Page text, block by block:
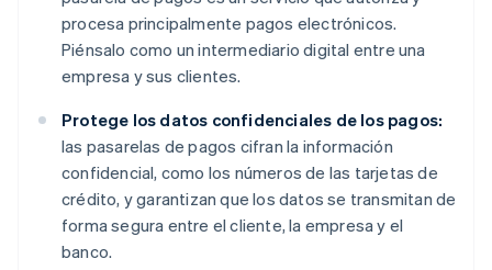
procesa principalmente pagos electrónicos.
Piénsalo como un intermediario digital entre una
empresa y sus clientes.
Protege los datos confidenciales de los pagos:
las pasarelas de pagos cifran la información
confidencial, como los números de las tarjetas de
crédito, y garantizan que los datos se transmitan de
forma segura entre el cliente, la empresa y el
banco.